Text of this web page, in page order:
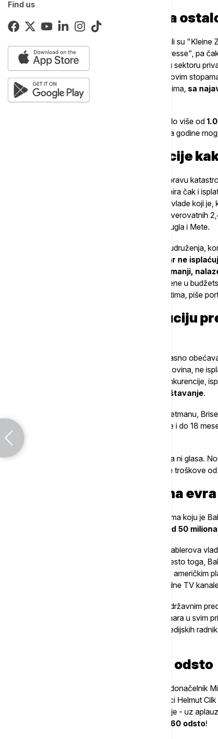
Find us
Više od 1.000 novinara
Prvi udar u sektoru štampanih medija osetili su
radna mesta, a sledili su ih "Standard", "Presse", pa
profitabilan list. Još dramatičnije je stanje u sektoru
morala je da otpusti
, a njihovim
donedavno "plivala" u Matešicovim milionima, sa
broju otkaza čak i na kanalu "Sky".
Početkom 2026. godine u Austriji je već bilo više od
prilika upozoravaju da bi se taj broj do kraja godine
Babler blokira subvencije
Činjenica je da je ministar medija izazvao pravu
. Babler stopira čak i
transformaciju. Reč je o projektu Kurcove vlade koji
medijima trebalo da nadoknadi odliv od neverovatnih
američkim tehnološkim gigantima poput Gugla i Mete.
Umesto da, kako zahtevaju sva medijska udruženja,
ministar ne
Brojni mediji, pre svega oni manji,
za transformaciju pretvorio u sredstvo ucene u
samo ako mu ÖVP popusti u drugim oblastima, piše
Subvencije za distribuciju
I ostale subvencije koje je Babler gromoglasno
koje su od vitalnog značaja za opstanak novina, ne
tržišnim pravilima i pravom EU o zaštiti konkurencije,
mu se ne dopada njihovo kritičko izveštavanje.
Bez poštovanja EU propisa o jednakom tretmanu,
mogle završiti u postupku provere koji traje i do 18
Od ostalih "velikih obećanja" nema ni traga ni glasa.
najavljena uz veliku pompu i konsultantske troškove
Medijima fali 50 miliona
Nema govora o povećanju podrške medijima koju je
medijskim budžetima nedostaje više od 50
Istovremeno sa stopiranjem subvencija, Bablerova
medijima na manje od 10 miliona evra. Umesto toga,
"upumpavaju" u masovno oglašavanje na američkim
kritikuju, ili ga troše na partijsko-propagandne TV
PR službe u ministarstvima, pokrajinama i državnim
radi više PR stručnjaka nego što ima novinara u svim
Ove godine će više od 1.000 novinara i medijskih
Beč reže budžet za 60 odsto
Najveća katastrofa preti Beču, gde se gradonačelnik
medijske scene, koju su njegovi prethodnici Helmut
Samo u prvoj polovini ove godine, Ludvig je - uz
izdvajanja grada za medije za više od 60 odsto!